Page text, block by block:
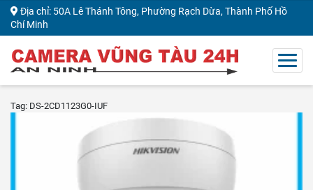
Địa chỉ: 50A Lê Thánh Tông, Phường Rạch Dừa, Thành Phố Hồ
Chí Minh
Tag: DS-2CD1123G0-IUF